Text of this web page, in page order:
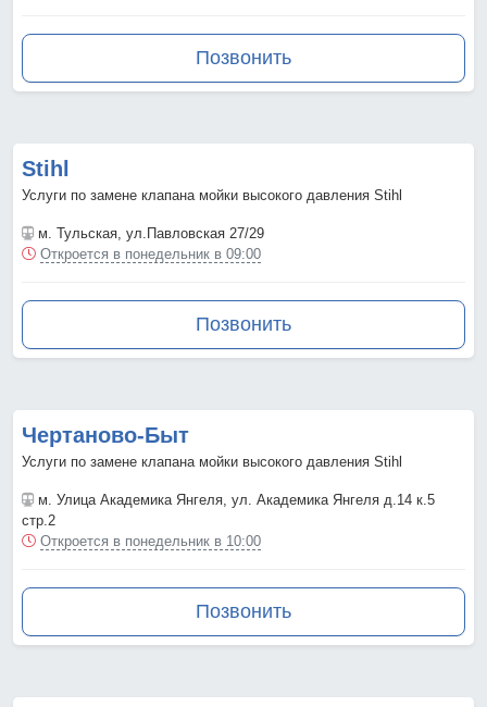
Позвонить
Stihl
Услуги по замене клапана мойки высокого давления Stihl
м. Тульская, ул.Павловская 27/29
Откроется в понедельник в 09:00
Позвонить
Чертаново-Быт
Услуги по замене клапана мойки высокого давления Stihl
м. Улица Академика Янгеля, ул. Академика Янгеля д.14 к.5
стр.2
Откроется в понедельник в 10:00
Позвонить